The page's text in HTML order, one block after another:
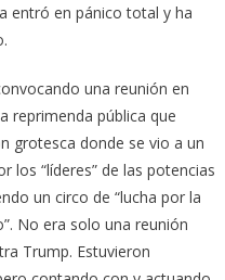
entró en pánico total y ha
una reunión en
reprimenda pública que
grotesca donde se vio a un
los “líderes” de las potencias
un circo de “lucha por la
No era solo una reunión
Trump. Estuvieron